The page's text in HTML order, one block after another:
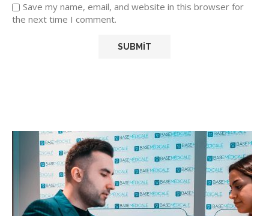
Save my name, email, and website in this browser for
the next time I comment.